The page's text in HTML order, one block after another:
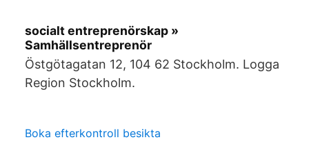
socialt entreprenörskap »
Samhällsentreprenör
Östgötagatan 12, 104 62 Stockholm. Logga
Region Stockholm.
Boka efterkontroll besikta